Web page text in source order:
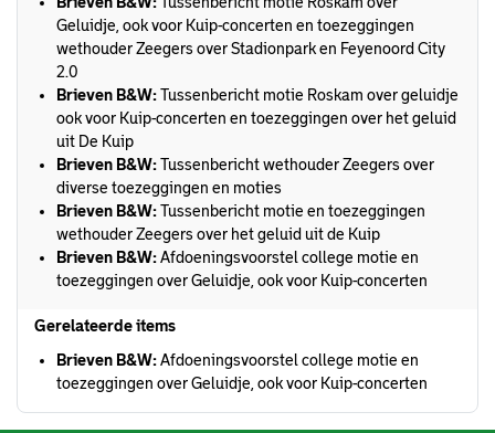
Geluidje, ook voor Kuip-concerten en toezeggingen
wethouder Zeegers over Stadionpark en Feyenoord City
2.0
Brieven B&W:Tussenbericht motie Roskam over geluidje
ook voor Kuip-concerten en toezeggingen over het geluid
uit De Kuip
Brieven B&W:Tussenbericht wethouder Zeegers over
diverse toezeggingen en moties
Brieven B&W:Tussenbericht motie en toezeggingen
wethouder Zeegers over het geluid uit de Kuip
Brieven B&W:Afdoeningsvoorstel college motie en
toezeggingen over Geluidje, ook voor Kuip-concerten
Gerelateerde items
Brieven B&W:Afdoeningsvoorstel college motie en
toezeggingen over Geluidje, ook voor Kuip-concerten